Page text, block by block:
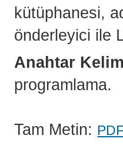
kütüphanesi,
önderleyici ile
Anahtar
programlama.
Tam Metin: